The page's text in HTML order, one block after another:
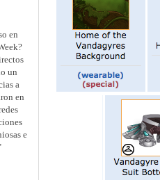
en
un
a
en
e